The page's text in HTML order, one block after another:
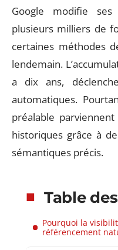
Google modifie
plusieurs milliers de
certaines méthodes
lendemain.
a dix ans,
automatiques.
préalable
historiques grâce à
sémantiques précis.
Table
Pourquoi la
référencement